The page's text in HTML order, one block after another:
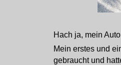
Hach ja, mein
Mein erstes und
gebraucht und